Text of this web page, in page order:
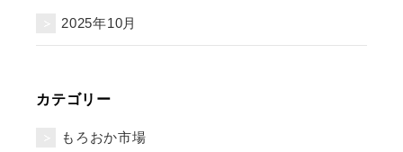
2025年10月
カテゴリー
もろおか市場